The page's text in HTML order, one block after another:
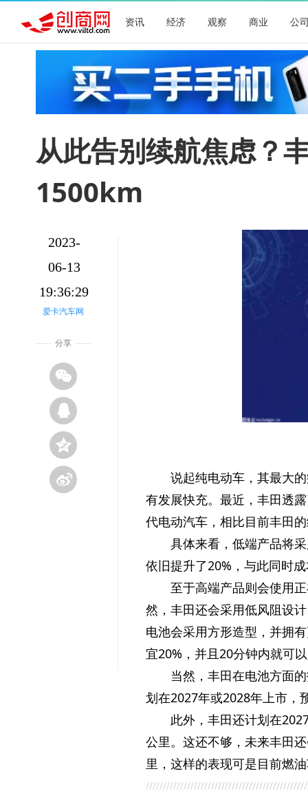
资讯 经济 观察 商业 公
从此告别续航焦虑？
1500km
2023-
06-13
19:36:29
爱卡汽车网
分享
说起纯电动车，其最大
有发展快充。最近，丰田透
代电动汽车，相比目前丰田
具体来看，低端产品将
依旧提升了20%，与此同时
至于高端产品则会使用
然，丰田还会采用低风阻设
电池会采用方形造型，并拥
宜20%，并且20分钟内就可
当然，丰田在电池方面
划在2027年或2028年上市，
此外，丰田还计划在
公里。这还不够，未来丰田
里，这样的表现可是目前燃